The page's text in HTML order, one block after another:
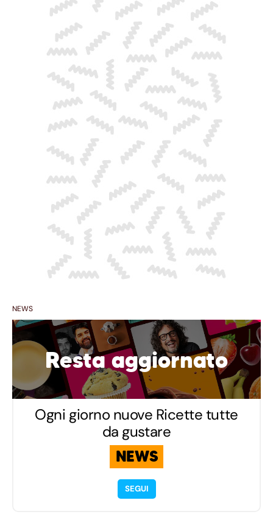
NEWS
Resta aggiornato
Ogni giorno nuove Ricette tutte
da gustare
NEWS
SEGUI